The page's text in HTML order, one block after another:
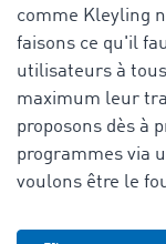
comme Kleyling
faisons ce qu'il
utilisateurs à
maximum leur
proposons dès à
programmes via
voulons être le